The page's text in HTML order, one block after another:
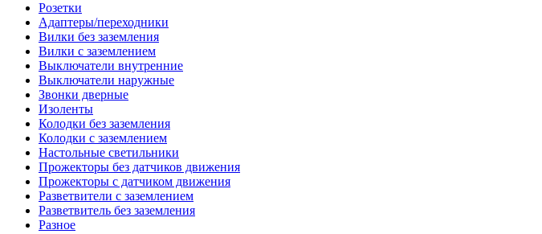
Розетки
Адаптеры/переходники
Вилки без заземления
Вилки с заземлением
Выключатели внутренние
Выключатели наружные
Звонки дверные
Изоленты
Колодки без заземления
Колодки с заземлением
Настольные светильники
Прожекторы без датчиков движения
Прожекторы с датчиком движения
Разветвители с заземлением
Разветвитель без заземления
Разное